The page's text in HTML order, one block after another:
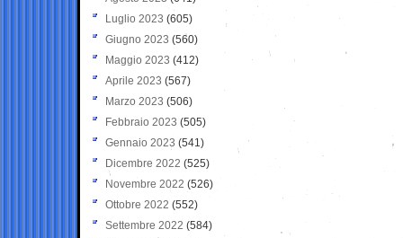
Luglio 2023 (605)
Giugno 2023 (560)
Maggio 2023 (412)
Aprile 2023 (567)
Marzo 2023 (506)
Febbraio 2023 (505)
Gennaio 2023 (541)
Dicembre 2022 (525)
Novembre 2022 (526)
Ottobre 2022 (552)
Settembre 2022 (584)